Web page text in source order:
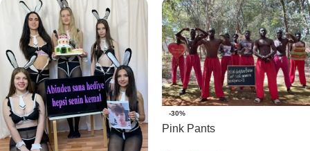
-30%
Pink Pants